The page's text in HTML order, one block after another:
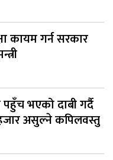
कायम गर्न सरकार
भएको दाबी गर्दै
असुल्ने कपिलवस्तु